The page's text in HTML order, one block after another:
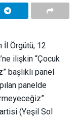
Örgütü, 12
ilişkin “Çocuk
başlıklı panel
panelde
(Yeşil Sol